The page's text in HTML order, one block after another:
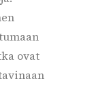
ovat